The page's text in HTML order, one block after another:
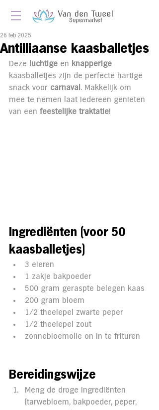
Antilliaanse kaasballetjes
26 feb 2025
Deze luchtige en knapperige
kaasballetjes zijn de perfecte hartige
snack voor carnaval . Makkelijk om
mee te nemen laat iedereen genieten
van een feestelijke traktatie!
Ingrediënten (voor 50
kaasballetjes)
3 eieren
1 zakje bakpoeder
500 gram geraspte belegen kaas
200 gram bloem
1/2 theelepel zwarte peper
1/2 theelepel zout
zonnebloemolie on in te frituren
Bereidingswijze
Meng de droge ingrediënten
(tarwebloem, bakpoeder, peper,